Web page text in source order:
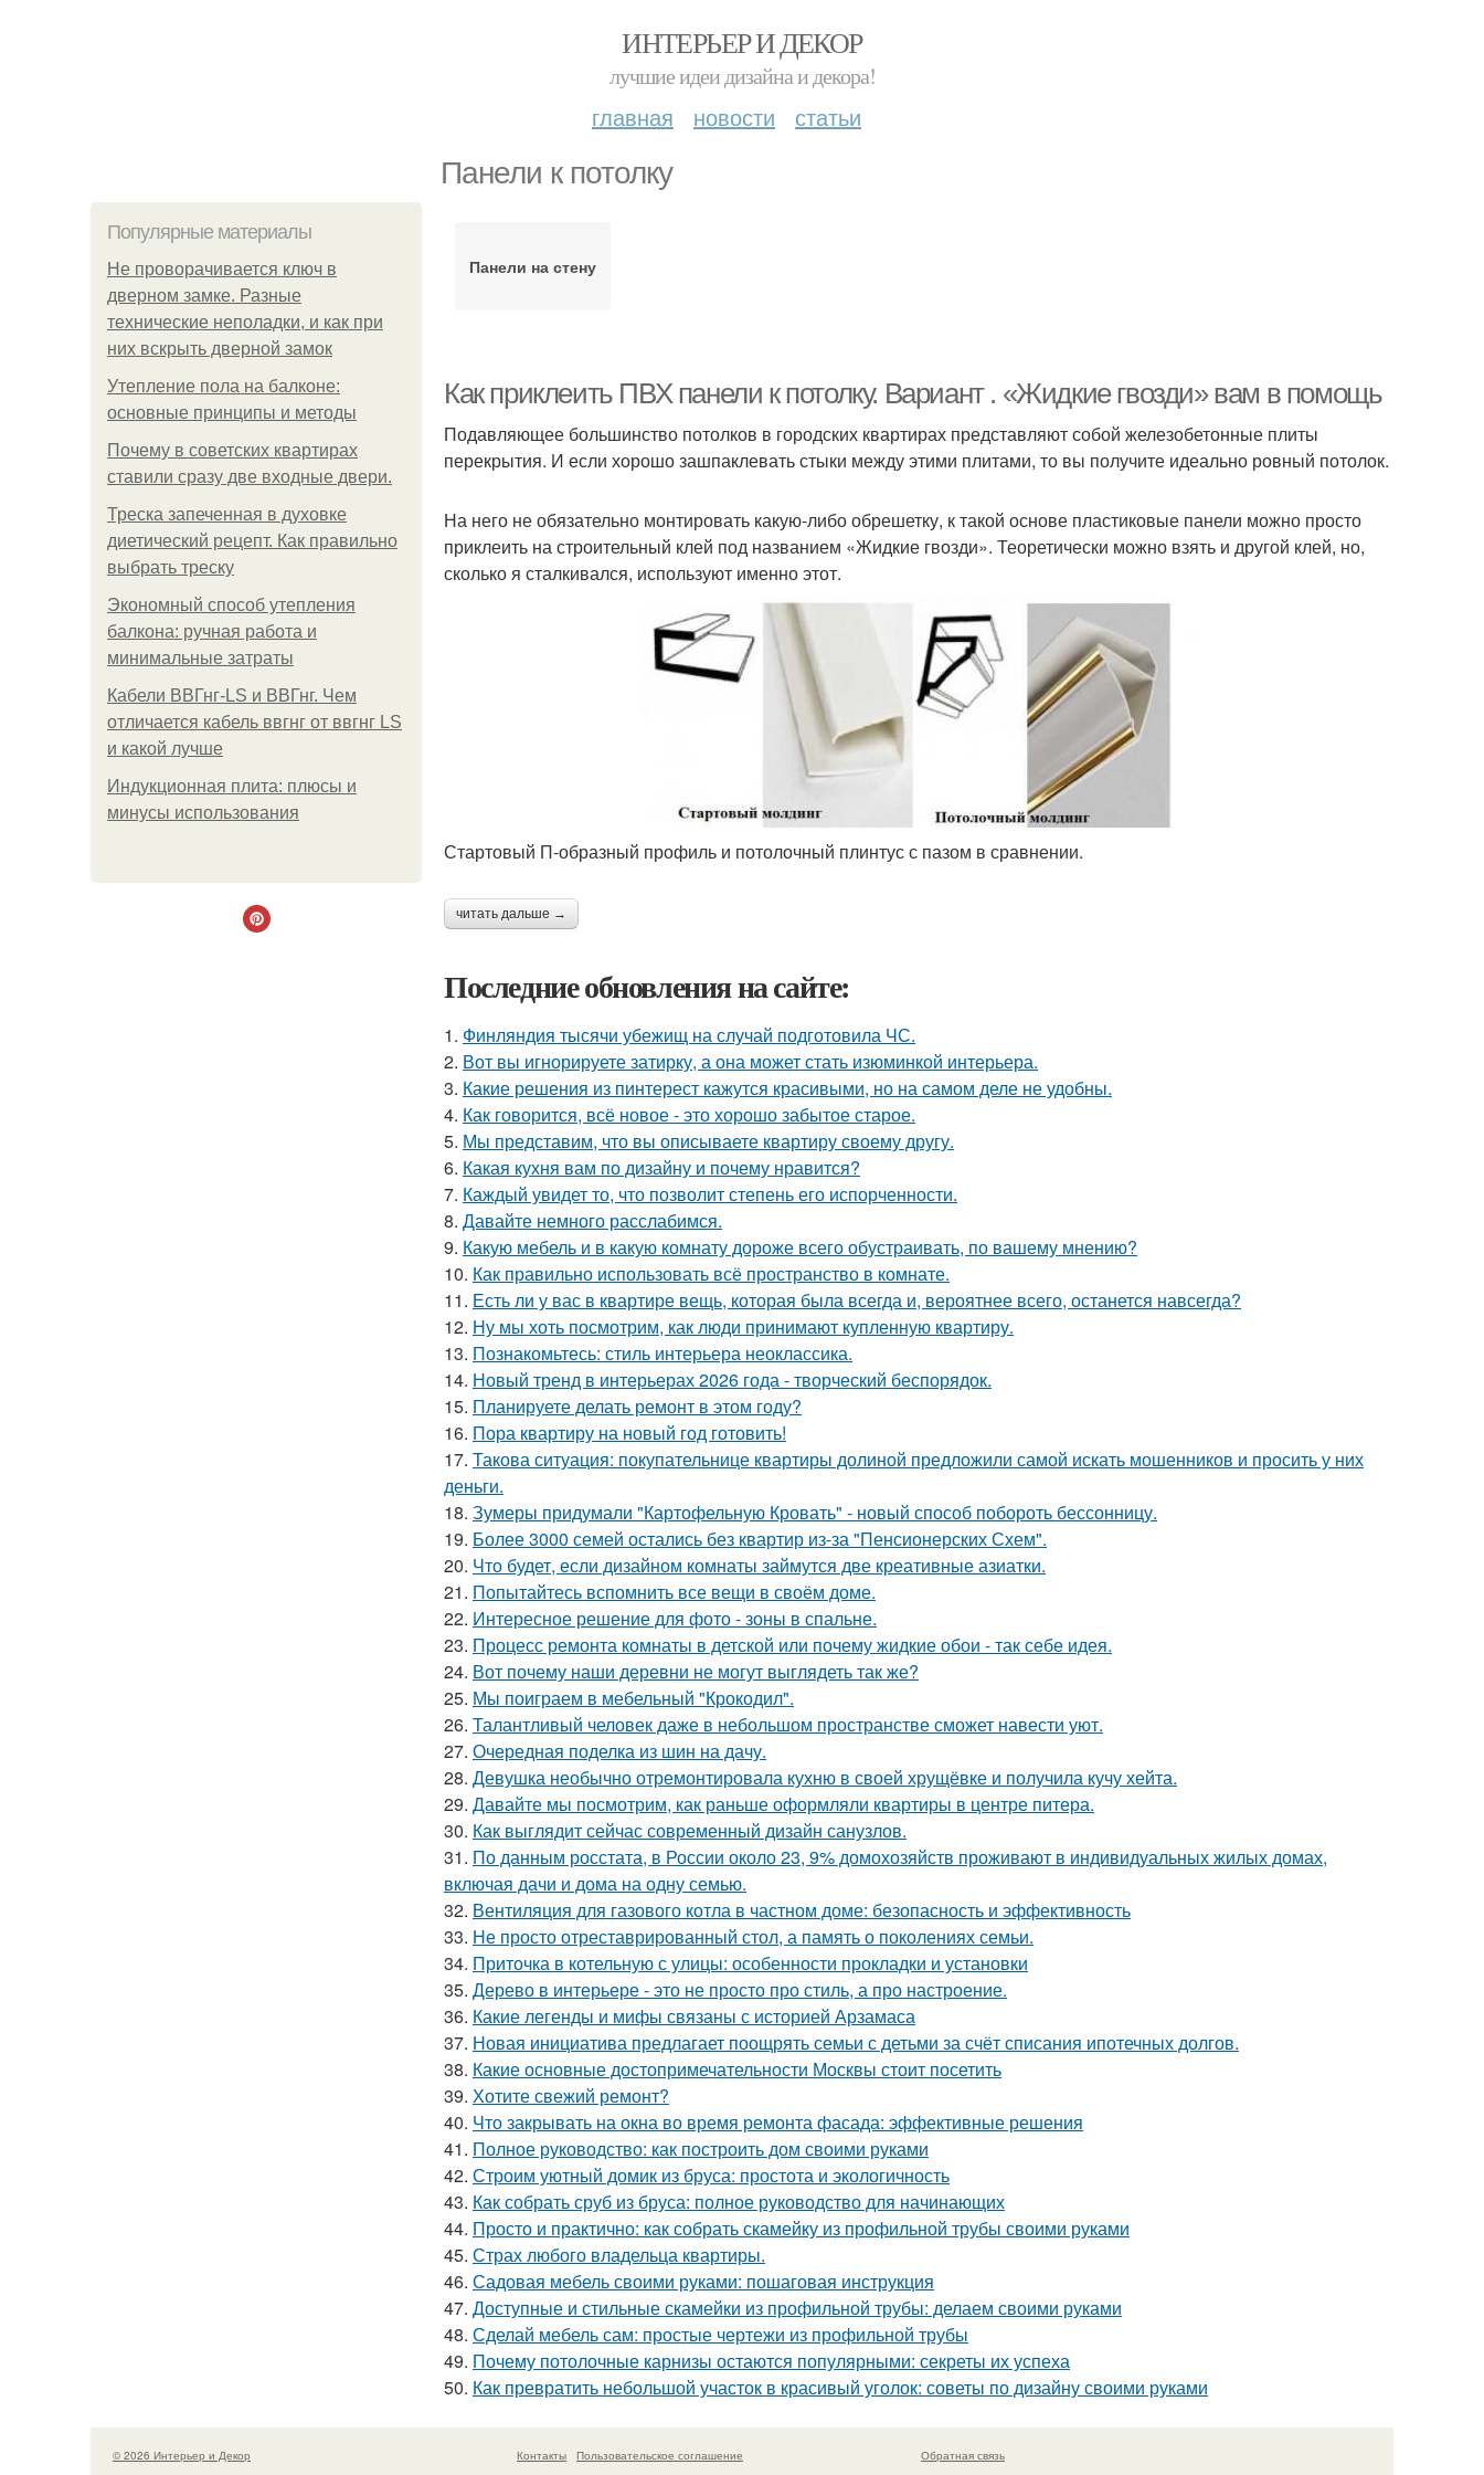
ИНТЕРЬЕР И ДЕКОР
лучшие идеи дизайна и декора!
главная новости статьи
Панели к потолку
Популярные материалы
Не проворачивается ключ в
дверном замке. Разные
технические неполадки, и как при
них вскрыть дверной замок
Утепление пола на балконе:
основные принципы и методы
Почему в советских квартирах
ставили сразу две входные двери.
Треска запеченная в духовке
диетический рецепт. Как правильно
выбрать треску
Экономный способ утепления
балкона: ручная работа и
минимальные затраты
Кабели ВВГнг-LS и ВВГнг. Чем
отличается кабель ввгнг от ввгнг LS
и какой лучше
Индукционная плита: плюсы и
минусы использования
Панели на стену
Как приклеить ПВХ панели к потолку. Вариант . «Жидкие гвозди» вам в помощь
Подавляющее большинство потолков в городских квартирах представляют собой железобетонные плиты
перекрытия. И если хорошо зашпаклевать стыки между этими плитами, то вы получите идеально ровный потолок.
На него не обязательно монтировать какую-либо обрешетку, к такой основе пластиковые панели можно просто
приклеить на строительный клей под названием «Жидкие гвозди». Теоретически можно взять и другой клей, но,
сколько я сталкивался, используют именно этот.
Стартовый П-образный профиль и потолочный плинтус с пазом в сравнении.
читать дальше →
Последние обновления на сайте:
1. Финляндия тысячи убежищ на случай подготовила ЧС.
2. Вот вы игнорируете затирку, а она может стать изюминкой интерьера.
3. Какие решения из пинтерест кажутся красивыми, но на самом деле не удобны.
4. Как говорится, всё новое - это хорошо забытое старое.
5. Мы представим, что вы описываете квартиру своему другу.
6. Какая кухня вам по дизайну и почему нравится?
7. Каждый увидет то, что позволит степень его испорченности.
8. Давайте немного расслабимся.
9. Какую мебель и в какую комнату дороже всего обустраивать, по вашему мнению?
10. Как правильно использовать всё пространство в комнате.
11. Есть ли у вас в квартире вещь, которая была всегда и, вероятнее всего, останется навсегда?
12. Ну мы хоть посмотрим, как люди принимают купленную квартиру.
13. Познакомьтесь: стиль интерьера неоклассика.
14. Новый тренд в интерьерах 2026 года - творческий беспорядок.
15. Планируете делать ремонт в этом году?
16. Пора квартиру на новый год готовить!
17. Такова ситуация: покупательнице квартиры долиной предложили самой искать мошенников и просить у них
деньги.
18. Зумеры придумали "Картофельную Кровать" - новый способ побороть бессонницу.
19. Более 3000 семей остались без квартир из-за "Пенсионерских Схем".
20. Что будет, если дизайном комнаты займутся две креативные азиатки.
21. Попытайтесь вспомнить все вещи в своём доме.
22. Интересное решение для фото - зоны в спальне.
23. Процесс ремонта комнаты в детской или почему жидкие обои - так себе идея.
24. Вот почему наши деревни не могут выглядеть так же?
25. Мы поиграем в мебельный "Крокодил".
26. Талантливый человек даже в небольшом пространстве сможет навести уют.
27. Очередная поделка из шин на дачу.
28. Девушка необычно отремонтировала кухню в своей хрущёвке и получила кучу хейта.
29. Давайте мы посмотрим, как раньше оформляли квартиры в центре питера.
30. Как выглядит сейчас современный дизайн санузлов.
31. По данным росстата, в России около 23, 9% домохозяйств проживают в индивидуальных жилых домах,
включая дачи и дома на одну семью.
32. Вентиляция для газового котла в частном доме: безопасность и эффективность
33. Не просто отреставрированный стол, а память о поколениях семьи.
34. Приточка в котельную с улицы: особенности прокладки и установки
35. Дерево в интерьере - это не просто про стиль, а про настроение.
36. Какие легенды и мифы связаны с историей Арзамаса
37. Новая инициатива предлагает поощрять семьи с детьми за счёт списания ипотечных долгов.
38. Какие основные достопримечательности Москвы стоит посетить
39. Хотите свежий ремонт?
40. Что закрывать на окна во время ремонта фасада: эффективные решения
41. Полное руководство: как построить дом своими руками
42. Строим уютный домик из бруса: простота и экологичность
43. Как собрать сруб из бруса: полное руководство для начинающих
44. Просто и практично: как собрать скамейку из профильной трубы своими руками
45. Страх любого владельца квартиры.
46. Садовая мебель своими руками: пошаговая инструкция
47. Доступные и стильные скамейки из профильной трубы: делаем своими руками
48. Сделай мебель сам: простые чертежи из профильной трубы
49. Почему потолочные карнизы остаются популярными: секреты их успеха
50. Как превратить небольшой участок в красивый уголок: советы по дизайну своими руками
© 2026 Интерьер и Декор Контакты
Пользовательское соглашение
Обратная связь